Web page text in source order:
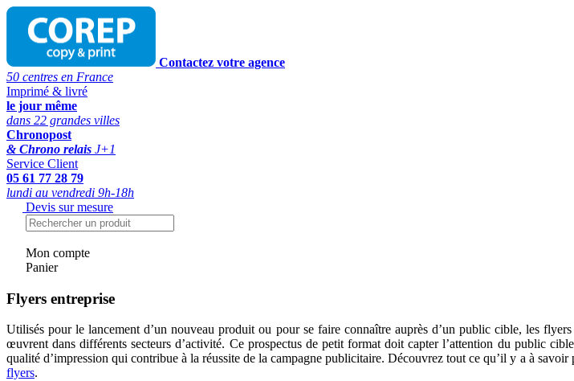
Contactez votre agence
50 centres en France
Imprimé & livré
le jour même
dans 22 grandes villes
Chronopost
& Chrono relais J+1
Service Client
05 61 77 28 79
lundi au vendredi 9h-18h
Devis sur mesure
Mon compte
Panier
Flyers entreprise
Utilisés pour le lancement d’un nouveau produit ou pour se faire connaître auprès d’un public cible, les
œuvrent dans différents secteurs d’activité. Ce prospectus de petit format doit capter l’attention du public
qualité d’impression qui contribue à la réussite de la campagne publicitaire. Découvrez tout ce qu’il y a à
flyers.